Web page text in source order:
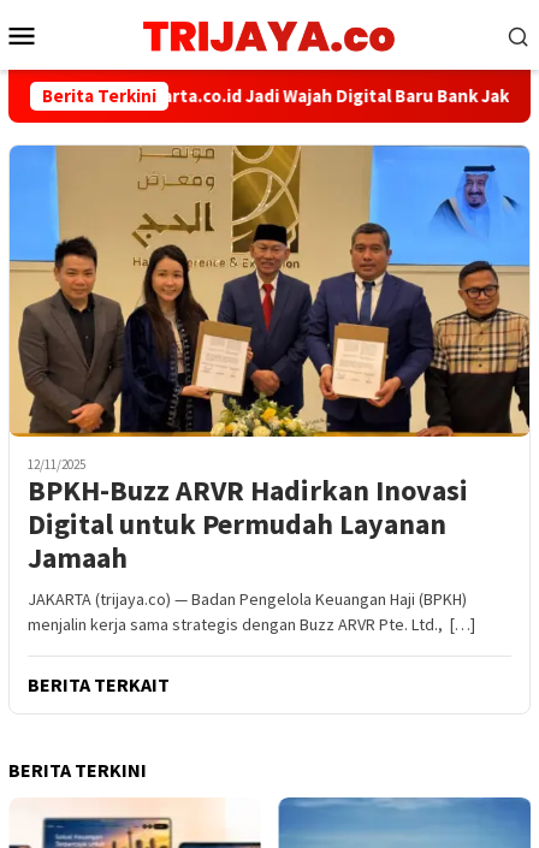
ke
Mobile
Berita Terkini
bankjakarta.co.id Jadi Wajah Digital Baru Bank Jakarta,
12/11/2025
BPKH-Buzz ARVR Hadirkan Inovasi
Digital untuk Permudah Layanan
Jamaah
JAKARTA (trijaya.co) — Badan Pengelola Keuangan Haji (BPKH)
menjalin kerja sama strategis dengan Buzz ARVR Pte. Ltd., […]
BERITA TERKAIT
BERITA TERKINI